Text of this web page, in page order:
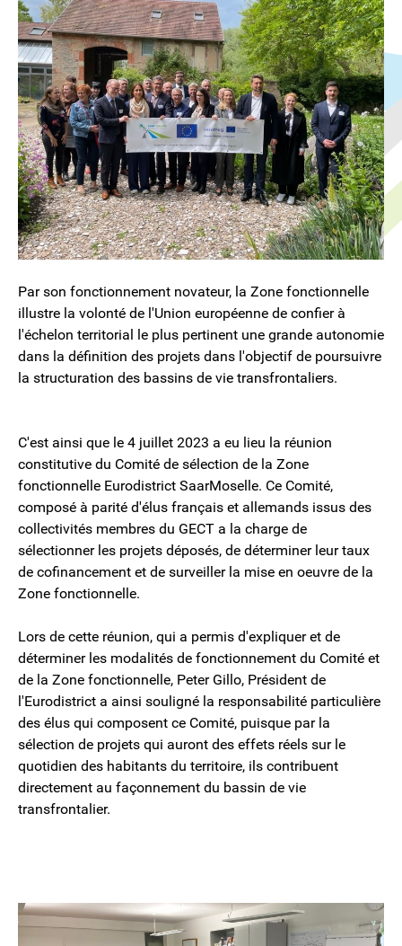
Par son fonctionnement novateur, la Zone fonctionnelle
illustre la volonté de l'Union européenne de confier à
l'échelon territorial le plus pertinent une grande autonomie
dans la définition des projets dans l'objectif de poursuivre
la structuration des bassins de vie transfrontaliers.
C'est ainsi que le 4 juillet 2023 a eu lieu la réunion
constitutive du Comité de sélection de la Zone
fonctionnelle Eurodistrict SaarMoselle. Ce Comité,
composé à parité d'élus français et allemands issus des
collectivités membres du GECT a la charge de
sélectionner les projets déposés, de déterminer leur taux
de cofinancement et de surveiller la mise en oeuvre de la
Zone fonctionnelle.
Lors de cette réunion, qui a permis d'expliquer et de
déterminer les modalités de fonctionnement du Comité et
de la Zone fonctionnelle, Peter Gillo, Président de
l'Eurodistrict a ainsi souligné la responsabilité particulière
des élus qui composent ce Comité, puisque par la
sélection de projets qui auront des effets réels sur le
quotidien des habitants du territoire, ils contribuent
directement au façonnement du bassin de vie
transfrontalier.